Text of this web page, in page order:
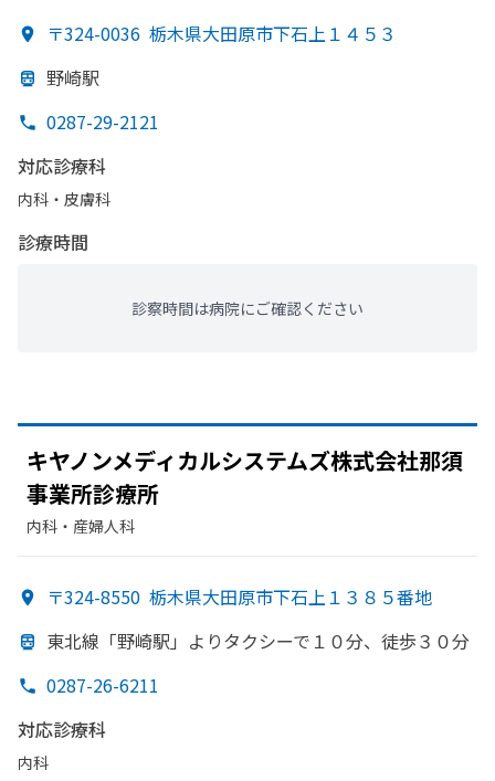
科・​歯科口腔外科・​肝臓内科・外科・​肛門科・​乳腺外科
〒324-0036 栃木県大田原市下石上１４５３
野崎駅
0287-29-2121
対応診療科
内科・​皮膚科
診療時間
診察時間は病院にご確認ください
キヤノンメディカルシステムズ株式会社那須
事業所診療所
内科・​産婦人科
〒324-8550 栃木県大田原市下石上１３８５番地
東北線 「野崎駅」よりタクシーで １０分、 徒歩３０分
0287-26-6211
対応診療科
内科